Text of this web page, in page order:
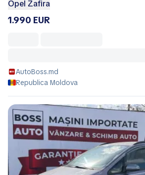
Opel Zafira
1.990 EUR
AutoBoss.md
Republica Moldova